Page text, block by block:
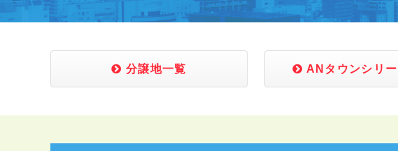
分譲地一覧 ANタウンシリ